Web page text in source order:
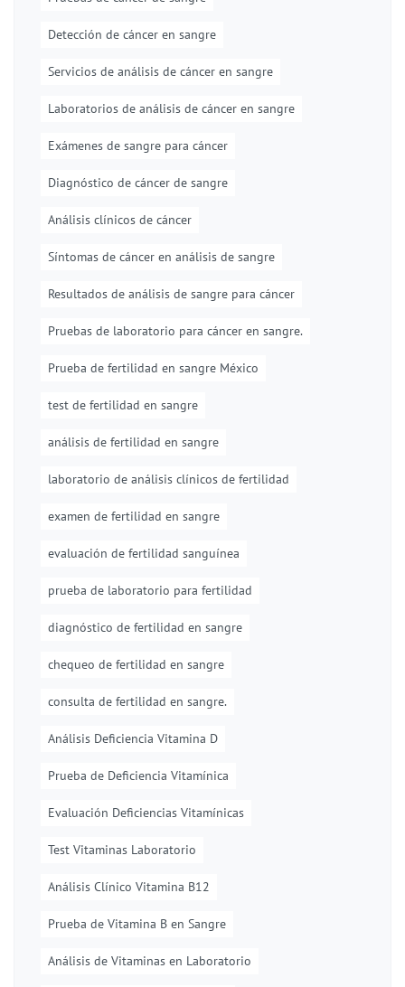
Detección de cáncer en sangre
Servicios de análisis de cáncer en sangre
Laboratorios de análisis de cáncer en sangre
Exámenes de sangre para cáncer
Diagnóstico de cáncer de sangre
Análisis clínicos de cáncer
Síntomas de cáncer en análisis de sangre
Resultados de análisis de sangre para cáncer
Pruebas de laboratorio para cáncer en sangre.
Prueba de fertilidad en sangre México
test de fertilidad en sangre
análisis de fertilidad en sangre
laboratorio de análisis clínicos de fertilidad
examen de fertilidad en sangre
evaluación de fertilidad sanguínea
prueba de laboratorio para fertilidad
diagnóstico de fertilidad en sangre
chequeo de fertilidad en sangre
consulta de fertilidad en sangre.
Análisis Deficiencia Vitamina D
Prueba de Deficiencia Vitamínica
Evaluación Deficiencias Vitamínicas
Test Vitaminas Laboratorio
Análisis Clínico Vitamina B12
Prueba de Vitamina B en Sangre
Análisis de Vitaminas en Laboratorio